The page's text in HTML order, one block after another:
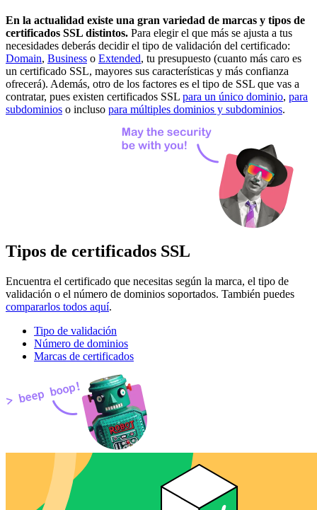
En la actualidad existe una gran variedad de marcas y tipos de
certificados SSL distintos. Para elegir el que más se ajusta a tus
necesidades deberás decidir el tipo de validación del certificado:
Domain, Business o Extended, tu presupuesto (cuanto más caro es
un certificado SSL, mayores sus características y más confianza
ofrecerá). Además, otro de los factores es el tipo de SSL que vas a
contratar, pues existen certificados SSL para un único dominio, para
subdominios o incluso para múltiples dominios y subdominios.
Tipos de certificados SSL
Encuentra el certificado que necesitas según la marca, el tipo de
validación o el número de dominios soportados. También puedes
compararlos todos aquí.
Tipo de validación
Número de dominios
Marcas de certificados